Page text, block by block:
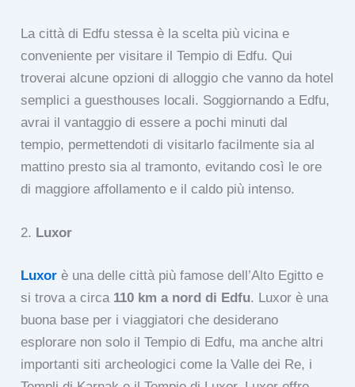
La città di Edfu stessa è la scelta più vicina e
conveniente per visitare il Tempio di Edfu. Qui
troverai alcune opzioni di alloggio che vanno da hotel
semplici a guesthouses locali. Soggiornando a Edfu,
avrai il vantaggio di essere a pochi minuti dal
tempio, permettendoti di visitarlo facilmente sia al
mattino presto sia al tramonto, evitando così le ore
di maggiore affollamento e il caldo più intenso.
2. Luxor
Luxor è una delle città più famose dell’Alto Egitto e
si trova a circa 110 km a nord di Edfu. Luxor è una
buona base per i viaggiatori che desiderano
esplorare non solo il Tempio di Edfu, ma anche altri
importanti siti archeologici come la Valle dei Re, i